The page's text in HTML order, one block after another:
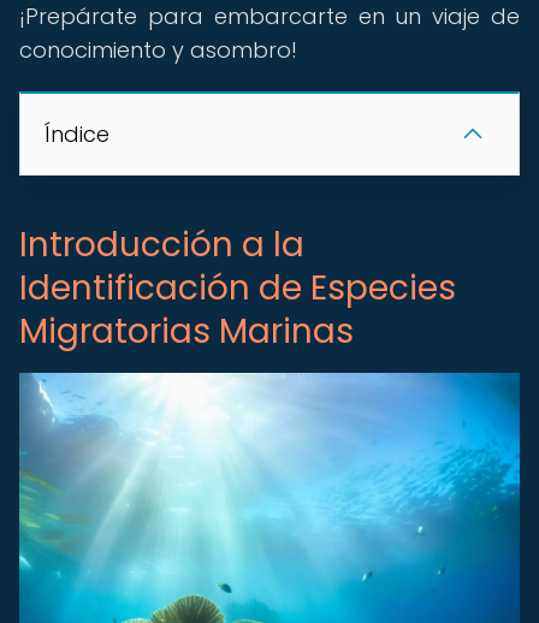
¡Prepárate para embarcarte en un viaje de
conocimiento y asombro!
Índice
Introducción a la
Identificación de Especies
Migratorias Marinas